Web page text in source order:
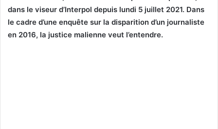
dans le viseur d’Interpol depuis lundi 5 juillet 2021. Dans
le cadre d’une enquête sur la disparition d’un journaliste
en 2016, la justice malienne veut l’entendre.